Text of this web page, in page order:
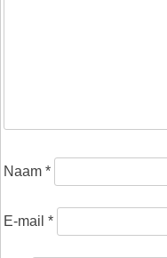
Naam *
E-mail *